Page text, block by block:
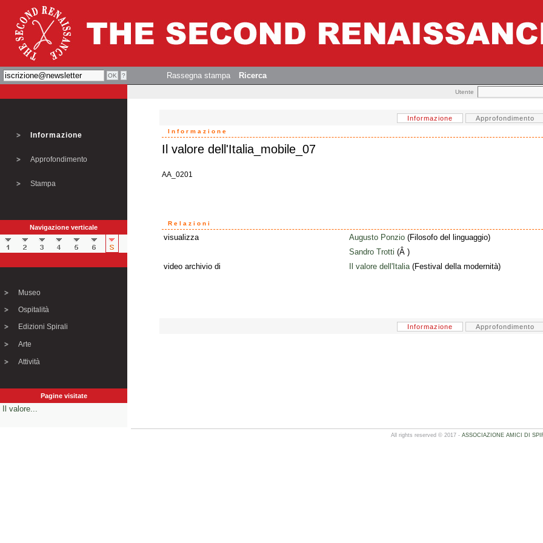
Rassegna stampa Ricerca
Utente
Informazione
Approfondimento
Stampa
Navigazione verticale
Museo
Ospitalità
Edizioni Spirali
Arte
Attività
Pagine visitate
Il valore...
Informazione Approfondimento
Informazione
Il valore dell'Italia_mobile_07
AA_0201
Relazioni
visualizza Augusto Ponzio (Filosofo del linguaggio)
Sandro Trotti (Â )
video archivio di
Il valore dell'Italia(Festival della modernità)
Informazione Approfondimento
All rights reserved © 2017 - ASSOCIAZIONE AMICI DI